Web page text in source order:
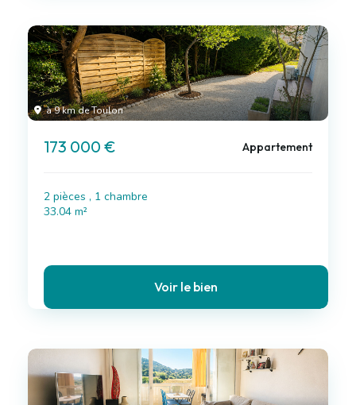
à 9 km de Toulon
173 000 € Appartement
2 pièces , 1 chambre
33.04 m²
Voir le bien